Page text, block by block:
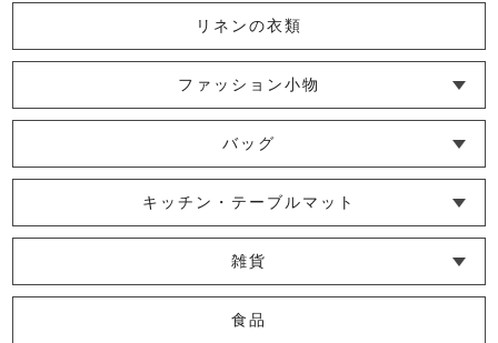
かやマルチボーダーショール
marrowショール
8,250円 (税込)
かやキノミ大判ショール
リネンの衣類
ファッション小物
└ ショール・ストール
└ マスク
└ 靴下・アームカバー
バッグ
└ ポシェット・ショルダーバッグ
└ トートバッグ
└ 巾着バッグ
キッチン・テーブルマット
└ 蚊帳のふきん
└ かっぽう着・エプロン
└ その他キッチン小物
└ コースター
└ ランチョンマット・プレースマット
└ テーブルランナー・テーブルセンター
雑貨
└ その他小物
└ タオル・ハンカチ
└ ポーチ
└ インテリア
食品